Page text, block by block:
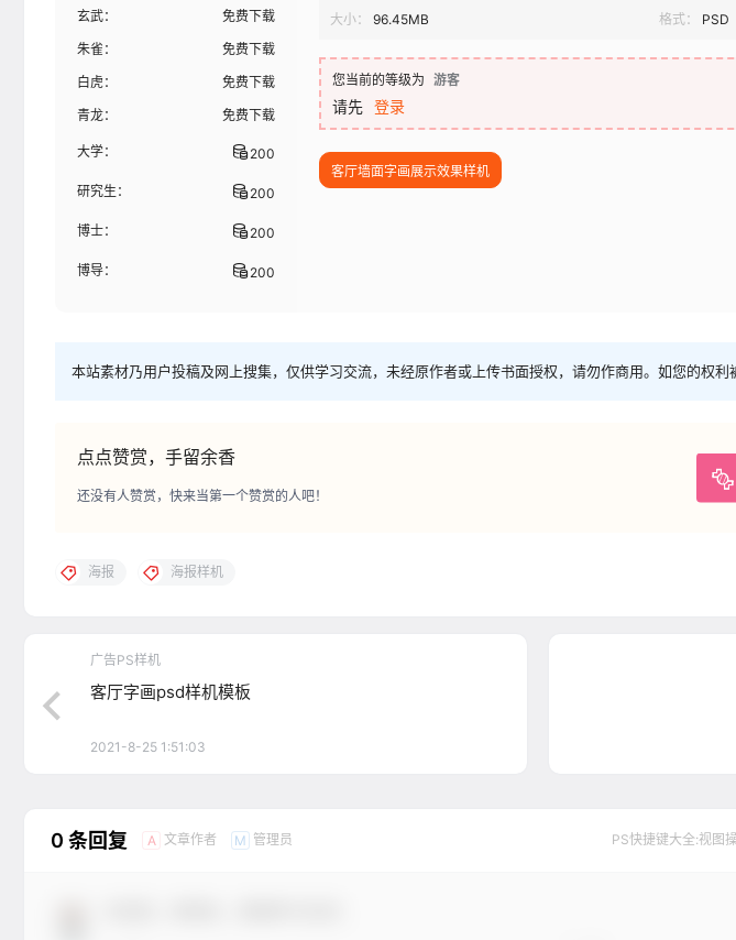
玄武：
免费下载
朱雀：
免费下载
白虎：
免费下载
青龙：
免费下载
大学： 200
研究生： 200
博士： 200
博导： 200
大小： 96.45MB 格式： PSD
您当前的等级为 游客
请先 登录
客厅墙面字画展示效果样机
本站素材乃用户投稿及网上搜集，仅供学习交流，未经原作者或上传书面授权，请勿作商用。如您的权利
点点赞赏，手留余香
还没有人赞赏，快来当第一个赞赏的人吧！
海报 海报样机
广告PS样机
客厅字画psd样机模板
2021-8-25 1:51:03
0 条回复 A 文章作者 M 管理员 PS快捷键大全:视图